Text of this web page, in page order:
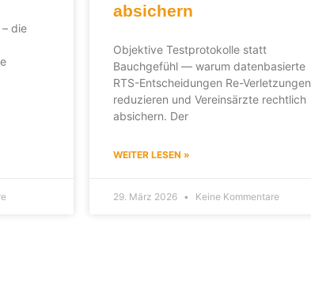
die
absichern
Objektive Testprotokolle statt
Bauchgefühl — warum datenbasierte
RTS-Entscheidungen Re-Verletzungen
reduzieren und Vereinsärzte rechtlich
absichern. Der
WEITER LESEN »
29. März 2026 Keine Kommentare